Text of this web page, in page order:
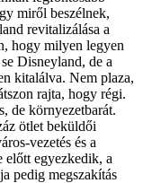
miről beszélnek,
revitalizálása a
hogy milyen legyen
Disneyland, de a
kitalálva. Nem plaza,
rajta, hogy régi.
de környezetbarát.
ötlet beküldői
vezetés és a
előtt egyezkedik, a
pedig megszakítás